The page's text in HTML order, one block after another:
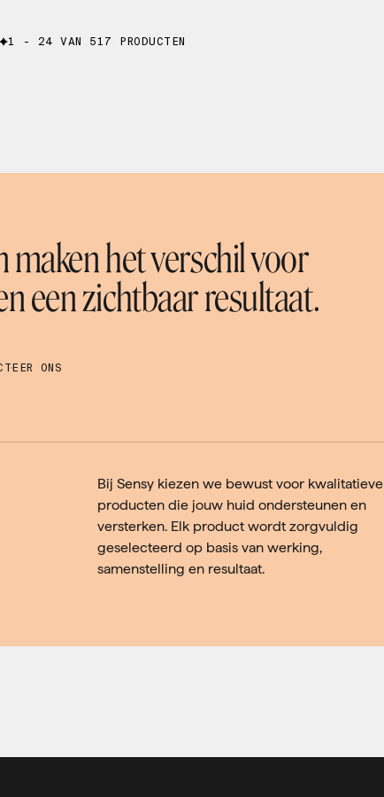
1 - 24 VAN 517 PRODUCTEN
maken het verschil voor
een zichtbaar resultaat.
ONS
Bij Sensy kiezen we bewust voor kwalitatieve
producten die jouw huid ondersteunen en
versterken. Elk product wordt zorgvuldig
geselecteerd op basis van werking,
samenstelling en resultaat.